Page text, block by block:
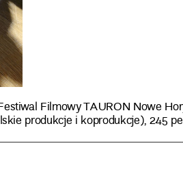
Filmowy TAURON Nowe
produkcje i koprodukcje), 245